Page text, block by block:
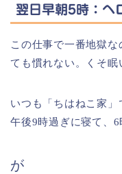
翌日早朝5時：ヘ
この仕事で一番地獄
ても慣れない。くそ眠
いつも「ちはねこ家
午後9時過ぎに寝て、6
が